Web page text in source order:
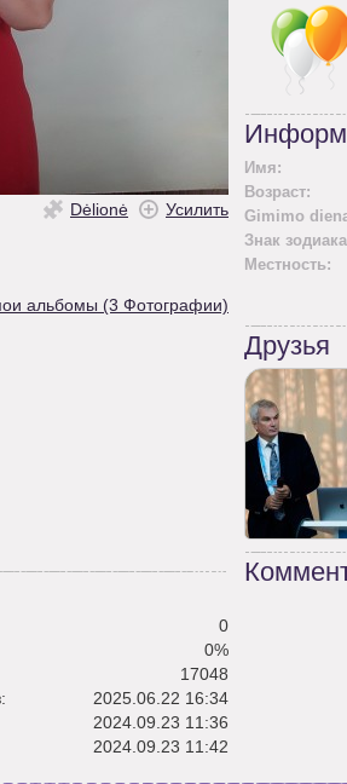
Dėlionė Усилить
альбомы (3 Фотографии)
0
0%
17048
2025.06.22 16:34
2024.09.23 11:36
2024.09.23 11:42
Имя:
Возраст:
Gimimo
Знак
Местность:
Друзья